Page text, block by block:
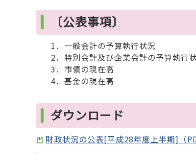
〔公表事項〕
1．一般会計の予算執行状況
2．特別会計及び企業会計の予算執行
3．市債の現在高
4．基金の現在高
ダウンロード
財政状況の公表[平成28年度上半期]（